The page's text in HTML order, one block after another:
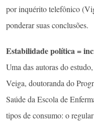
por inquérito telefônico
ponderar suas conclusões.
Estabilidade política =
Uma das autoras do
Veiga, doutoranda do
Saúde da Escola de
tipos de consumo: o